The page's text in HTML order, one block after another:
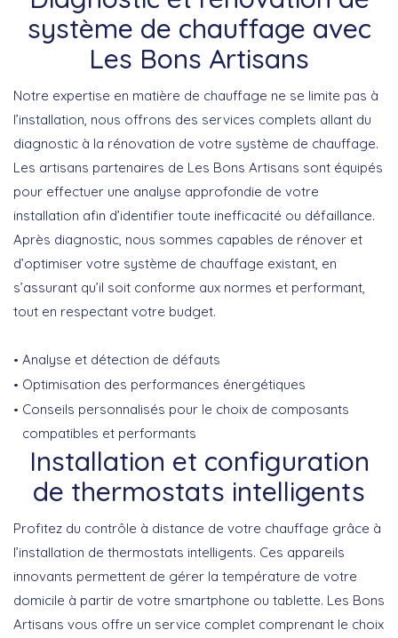
système de chauffage avec
Les Bons Artisans
Notre expertise en matière de chauffage ne se limite pas à
l’installation, nous offrons des services complets allant du
diagnostic à la rénovation de votre système de chauffage.
Les artisans partenaires de Les Bons Artisans sont équipés
pour effectuer une analyse approfondie de votre
installation afin d’identifier toute inefficacité ou défaillance.
Après diagnostic, nous sommes capables de rénover et
d’optimiser votre système de chauffage existant, en
s’assurant qu’il soit conforme aux normes et performant,
tout en respectant votre budget.
Analyse et détection de défauts
Optimisation des performances énergétiques
Conseils personnalisés pour le choix de composants
compatibles et performants
Installation et configuration
de thermostats intelligents
Profitez du contrôle à distance de votre chauffage grâce à
l’installation de thermostats intelligents. Ces appareils
innovants permettent de gérer la température de votre
domicile à partir de votre smartphone ou tablette. Les Bons
Artisans vous offre un service complet comprenant le choix